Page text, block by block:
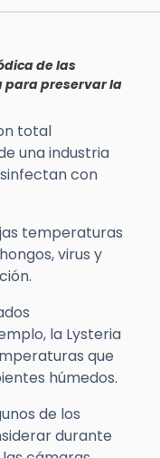
de las
para preservar la
total
una industria
con
temperaturas
virus y
la Lysteria
que
húmedos.
de los
durante